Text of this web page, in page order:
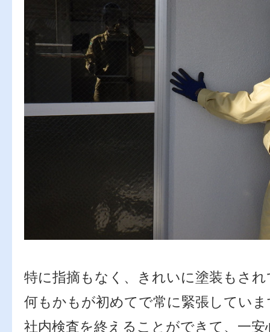
特に指摘もなく、きれいに塗装もさ
何もかもが初めてで常に緊張してい
社内検査を終えることができて、一安